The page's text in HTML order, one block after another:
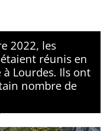
2022, les
réunis en
Lourdes. Ils ont
nombre de